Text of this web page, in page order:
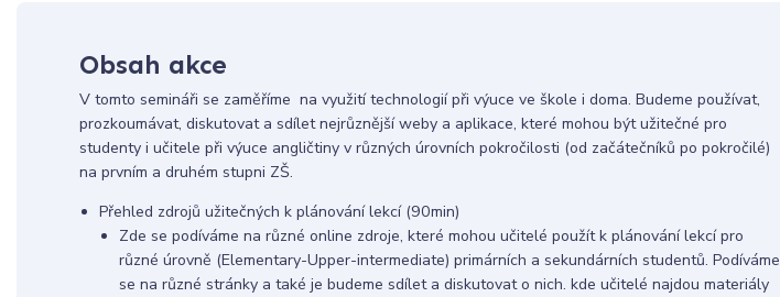
Obsah akce
V tomto semináři se zaměříme na využití technologií při výuce ve škole i doma. Budeme používat,
prozkoumávat, diskutovat a sdílet nejrůznější weby a aplikace, které mohou být užitečné pro
studenty i učitele při výuce angličtiny v různých úrovních pokročilosti (od začátečníků po pokročilé)
na prvním a druhém stupni ZŠ.
Přehled zdrojů užitečných k plánování lekcí (90min)
Zde se podíváme na různé online zdroje, které mohou učitelé použít k plánování lekcí pro
různé úrovně (Elementary-Upper-intermediate) primárních a sekundárních studentů. Podíváme
se na různé stránky a také je budeme sdílet a diskutovat o nich. kde učitelé najdou materiály